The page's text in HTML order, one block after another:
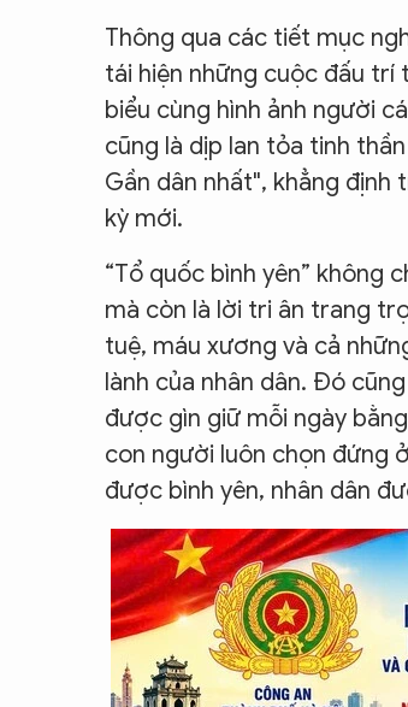
Thông qua các tiết mục
tái hiện những cuộc đấu trí
biểu cùng hình ảnh người
cũng là dịp lan tỏa tinh
Gần dân nhất", khẳng định
kỳ mới.
“Tổ quốc bình yên” không
mà còn là lời tri ân trang
tuệ, máu xương và cả
lành của nhân dân. Đó
được gìn giữ mỗi ngày
con người luôn chọn đứng
được bình yên, nhân dân